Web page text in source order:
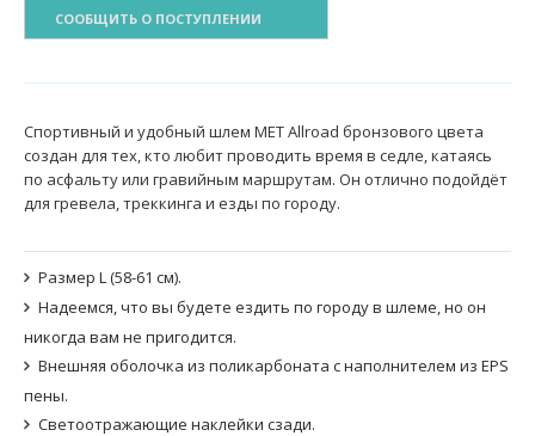
СООБЩИТЬ О ПОСТУПЛЕНИИ
Спортивный и удобный шлем MET Allroad бронзового цвета
создан для тех, кто любит проводить время в седле, катаясь
по асфальту или гравийным маршрутам. Он отлично подойдёт
для гревела, треккинга и езды по городу.
Размер L (58-61 см).
Надеемся, что вы будете ездить по городу в шлеме, но он
никогда вам не пригодится.
Внешняя оболочка из поликарбоната с наполнителем из EPS
пены.
Светоотражающие наклейки сзади.